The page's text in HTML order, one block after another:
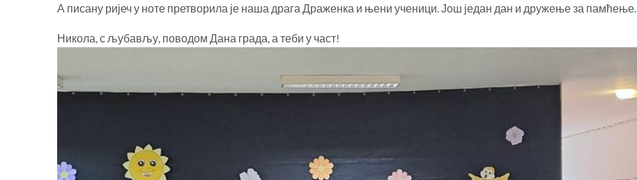
А писану ријеч у ноте претворила је наша драга Драженка и њени ученици. Још један дан и дружење за памћење.
Никола, с љубављу, поводом Дана града, а теби у част!